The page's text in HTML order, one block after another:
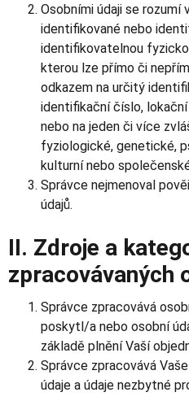
Osobními údaji se rozumí
identifikované nebo
identifikovatelnou
kterou lze přímo či
odkazem na určitý
identifikační číslo,
nebo na jeden či více
fyziologické, genetické,
kulturní nebo
Správce nejmenoval
údajů.
II. Zdroje a
zpracovávaných
Správce zpracovává
poskytl/a nebo osobní
základě plnění Vaší
Správce zpracovává
údaje a údaje nezbytné